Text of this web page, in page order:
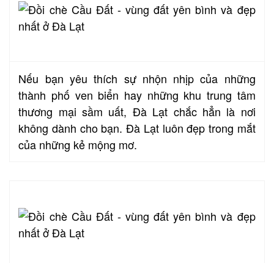
Nếu bạn yêu thích sự nhộn nhịp của những
thành phố ven biển hay những khu trung tâm
thương mại sầm uất, Đà Lạt chắc hẳn là nơi
không dành cho bạn. Đà Lạt luôn đẹp trong mắt
của những kẻ mộng mơ.